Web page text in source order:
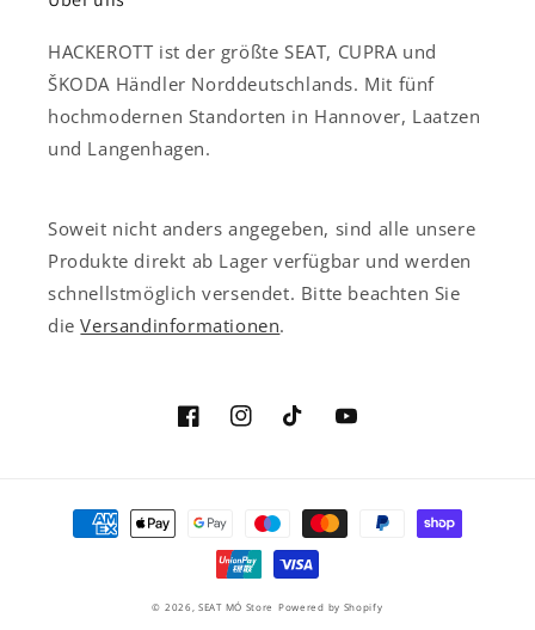
HACKEROTT ist der größte SEAT, CUPRA und
ŠKODA Händler Norddeutschlands. Mit fünf
hochmodernen Standorten in Hannover, Laatzen
und Langenhagen.
Soweit nicht anders angegeben, sind alle unsere
Produkte direkt ab Lager verfügbar und werden
schnellstmöglich versendet. Bitte beachten Sie
dieVersandinformationen.
FacebookInstagramTikTokYouTube
Zahlungsmethoden
© 2026,SEAT MÓ Store Powered by Shopify